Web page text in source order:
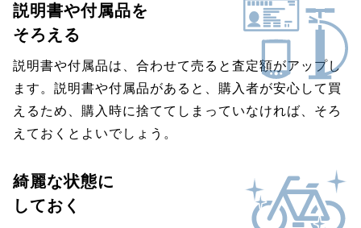
説明書や付属品を
そろえる
説明書や付属品は、合わせて売ると査定額がアップし
ます。説明書や付属品があると、購入者が安心して買
えるため、購入時に捨ててしまっていなければ、そろ
えておくとよいでしょう。
綺麗な状態に
しておく